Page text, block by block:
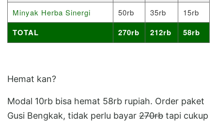
Minyak Herba Sinergi
50rb 35rb 15rb
TOTAL 270rb 212rb 58rb
Hemat kan?
Modal 10rb bisa hemat 58rb rupiah. Order paket
Gusi Bengkak, tidak perlu bayar 270rb tapi cukup